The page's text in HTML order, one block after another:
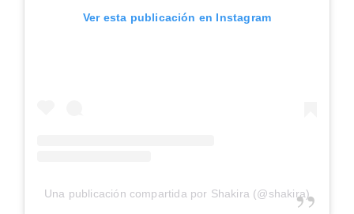
Ver esta publicación en Instagram
Una publicación compartida por Shakira (@shakira)